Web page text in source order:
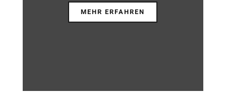
MEHR ERFAHREN